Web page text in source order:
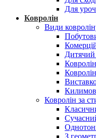
Для
Ковролін
Види
Дитячий
Ковролін за